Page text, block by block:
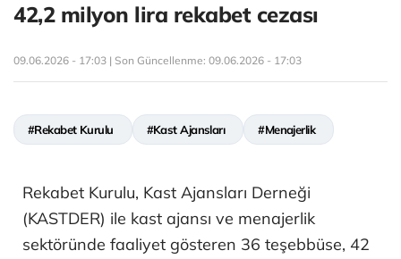
42,2 milyon lira rekabet cezası
09.06.2026 - 17:03 | Son Güncellenme: 09.06.2026 - 17:03
#Rekabet Kurulu #Kast Ajansları #Menajerlik
Rekabet Kurulu, Kast Ajansları Derneği
(KASTDER) ile kast ajansı ve menajerlik
sektöründe faaliyet gösteren 36 teşebbüse, 42